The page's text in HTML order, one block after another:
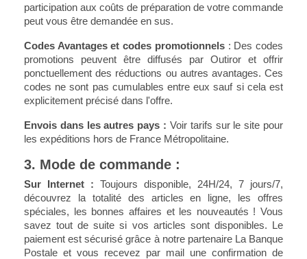
participation aux coûts de préparation de votre commande
peut vous être demandée en sus.
Codes Avantages et codes promotionnels: Des codes
promotions peuvent être diffusés par Outiror et offrir
ponctuellement des réductions ou autres avantages. Ces
codes ne sont pas cumulables entre eux sauf si cela est
explicitement précisé dans l'offre.
Envois dans les autres pays : Voir tarifs sur le site pour
les expéditions hors de France Métropolitaine.
3. Mode de commande :
Sur Internet : Toujours disponible, 24H/24, 7 jours/7,
découvrez la totalité des articles en ligne, les offres
spéciales, les bonnes affaires et les nouveautés ! Vous
savez tout de suite si vos articles sont disponibles. Le
paiement est sécurisé grâce à notre partenaire La Banque
Postale et vous recevez par mail une confirmation de